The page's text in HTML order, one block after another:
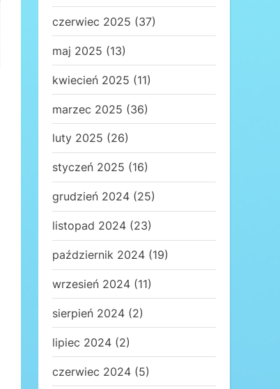
czerwiec 2025 (37)
maj 2025 (13)
kwiecień 2025 (11)
marzec 2025 (36)
luty 2025 (26)
styczeń 2025 (16)
grudzień 2024 (25)
listopad 2024 (23)
październik 2024 (19)
wrzesień 2024 (11)
sierpień 2024 (2)
lipiec 2024 (2)
czerwiec 2024 (5)